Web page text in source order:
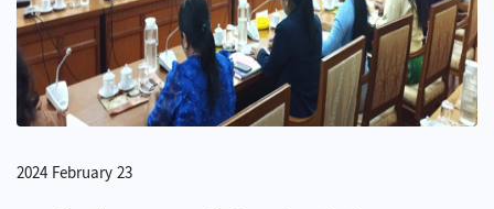
2024 February 23